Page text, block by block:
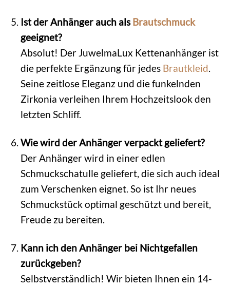
Ist der Anhänger auch alsBrautschmuck
geeignet?
Absolut! Der JuwelmaLux Kettenanhänger ist
die perfekte Ergänzung für jedes Brautkleid.
Seine zeitlose Eleganz und die funkelnden
Zirkonia verleihen Ihrem Hochzeitslook den
letzten Schliff.
Wie wird der Anhänger verpackt geliefert?
Der Anhänger wird in einer edlen
Schmuckschatulle geliefert, die sich auch ideal
zum Verschenken eignet. So ist Ihr neues
Schmuckstück optimal geschützt und bereit,
Freude zu bereiten.
Kann ich den Anhänger bei Nichtgefallen
zurückgeben?
Selbstverständlich! Wir bieten Ihnen ein 14-